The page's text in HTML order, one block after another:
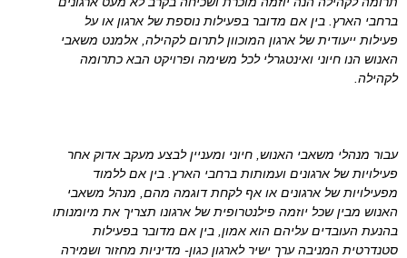
ברחבי הארץ. בין אם מדובר בפעילות נוספת של ארגון או על
פעילות ייעודית של ארגון המוכוון לתרום לקהילה, אלמנט משאבי
האנוש הנו חיוני ואינטגרלי לכל משימה ופרויקט הבא כתרומה
לקהילה.
עבור מנהלי משאבי האנוש, חיוני ומעניין לבצע מעקב אדוק אחר
פעילויות של ארגונים ועמותות ברחבי הארץ. בין אם ללמוד
מפעילויות של ארגונים או אף לקחת דוגמה מהם, מנהל משאבי
האנוש מבין שכל יוזמה פילנטרופית של ארגונו תצריך את מיומנותו
בהנעת העובדים עליהם הוא אמון, בין אם מדובר בפעילות
סטנדרטית המניבה ערך ישיר לארגון כגון- מדיניות מחזור ושמירה